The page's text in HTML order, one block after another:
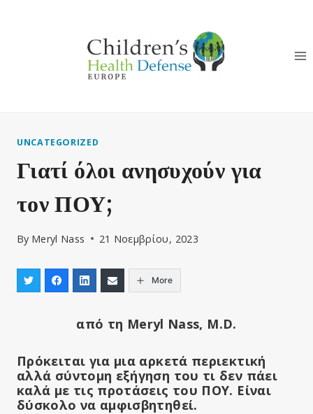
UNCATEGORIZED
Γιατί όλοι ανησυχούν για
τον ΠΟΥ;
By Meryl Nass 21 Νοεμβρίου, 2023
More
από τη Meryl Nass, M.D.
Πρόκειται για μια αρκετά περιεκτική
αλλά σύντομη εξήγηση του τι δεν πάει
καλά με τις προτάσεις του ΠΟΥ. Είναι
δύσκολο να αμφισβητηθεί.